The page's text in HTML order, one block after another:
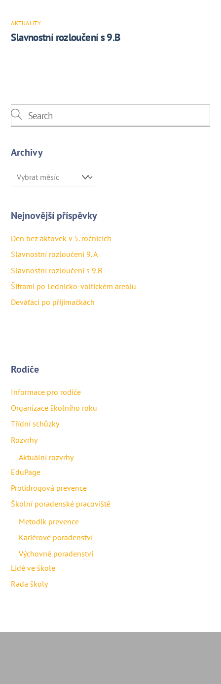
AKTUALITY
Slavnostní rozloučení s 9.B
Archivy
Archivy
Nejnovější příspěvky
Den bez aktovek v 5. ročnících
Slavnostní rozloučení 9. A
Slavnostní rozloučení s 9.B
Šiframi po Lednicko-valtickém areálu
Deváťáci po přijímačkách
Rodiče
Informace pro rodiče
Organizace školního roku
Třídní schůzky
Rozvrhy
Aktuální rozvrhy
EduPage
Protidrogová prevence
Školní poradenské pracoviště
Metodik prevence
Kariérové poradenství
Výchovné poradenství
Lidé ve škole
Rada školy